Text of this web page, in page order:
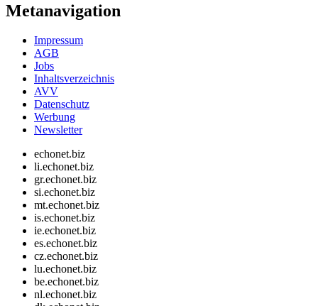
Metanavigation
Impressum
AGB
Jobs
Inhaltsverzeichnis
AVV
Datenschutz
Werbung
Newsletter
echonet.biz
li.echonet.biz
gr.echonet.biz
si.echonet.biz
mt.echonet.biz
is.echonet.biz
ie.echonet.biz
es.echonet.biz
cz.echonet.biz
lu.echonet.biz
be.echonet.biz
nl.echonet.biz